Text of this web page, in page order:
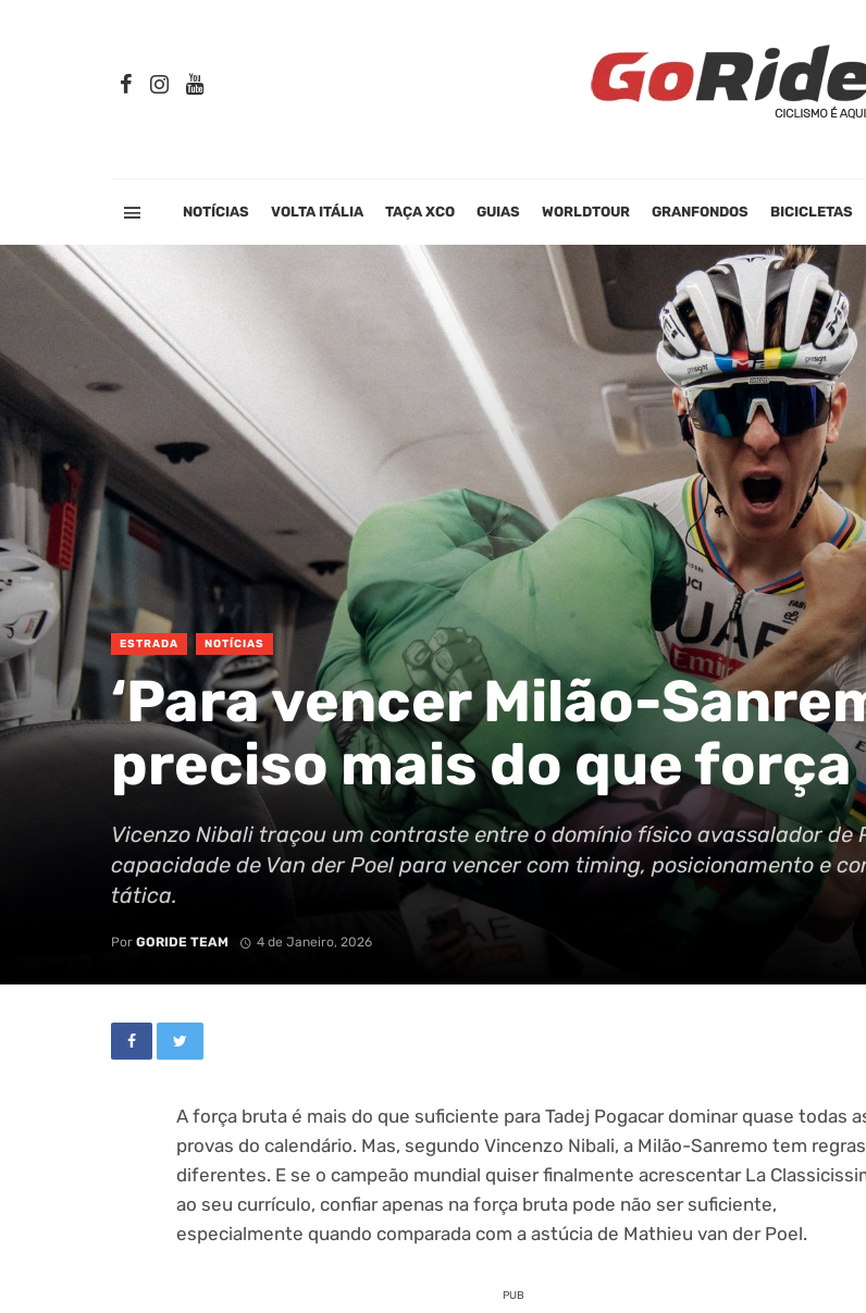
NOTÍCIAS VOLTA ITÁLIA TAÇA XCO GUIAS WORLDTOUR GRANFONDOS BICICLETAS
ESTRADA NOTÍCIAS
‘Para vencer Milão-
preciso mais do que força
Vicenzo Nibali traçou um contraste entre o domínio físico avassalador de
capacidade de Van der Poel para vencer com timing, posicionamento e
tática.
Por GORIDE TEAM 4 de Janeiro, 2026
A força bruta é mais do que suficiente para Tadej Pogacar dominar quase todas
provas do calendário. Mas, segundo Vincenzo Nibali, a Milão-Sanremo tem regras
diferentes. E se o campeão mundial quiser finalmente acrescentar La
ao seu currículo, confiar apenas na força bruta pode não ser suficiente,
especialmente quando comparada com a astúcia de Mathieu van der Poel.
PUB